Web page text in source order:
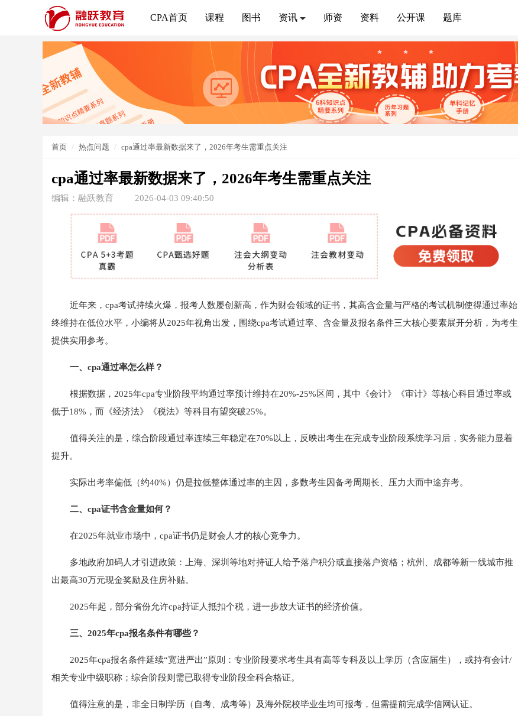
CPA首页 课程 图书 资讯 师资 资料 公开课 题库
首页 热点问题 cpa通过率最新数据来了，2026年考生需重点关注
cpa通过率最新数据来了，2026年考生需重点关注
编辑：融跃教育 2026-04-03 09:40:50
近年来，cpa考试持续火爆，报考人数屡创新高，作为财会领域的证书，其高含金量与严格的考试机制使得通过率始
终维持在低位水平，小编将从2025年视角出发，围绕cpa考试通过率、含金量及报名条件三大核心要素展开分析，为考生
提供实用参考。
一、cpa通过率怎么样？
根据数据，2025年cpa专业阶段平均通过率预计维持在20%-25%区间，其中《会计》《审计》等核心科目通过率或
低于18%，而《经济法》《税法》等科目有望突破25%。
值得关注的是，综合阶段通过率连续三年稳定在70%以上，反映出考生在完成专业阶段系统学习后，实务能力显着
提升。
实际出考率偏低（约40%）仍是拉低整体通过率的主因，多数考生因备考周期长、压力大而中途弃考。
二、cpa证书含金量如何？
在2025年就业市场中，cpa证书仍是财会人才的核心竞争力。
多地政府加码人才引进政策：上海、深圳等地对持证人给予落户积分或直接落户资格；杭州、成都等新一线城市推
出最高30万元现金奖励及住房补贴。
2025年起，部分省份允许cpa持证人抵扣个税，进一步放大证书的经济价值。
三、2025年cpa报名条件有哪些？
2025年cpa报名条件延续“宽进严出”原则：专业阶段要求考生具有高等专科及以上学历（含应届生），或持有会计/
相关专业中级职称；综合阶段则需已取得专业阶段全科合格证。
值得注意的是，非全日制学历（自考、成考等）及海外院校毕业生均可报考，但需提前完成学信网认证。